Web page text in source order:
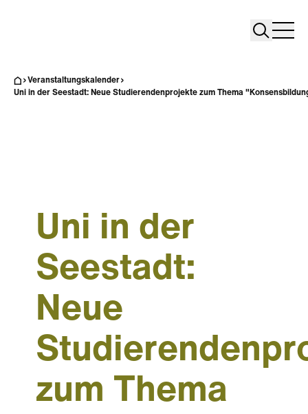
Search
Veranstaltungskalender
Uni in der Seestadt: Neue Studierendenprojekte zum Thema
Uni in der
Seestadt:
Neue
zum Thema